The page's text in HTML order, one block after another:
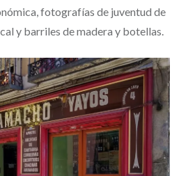
fotografías de juventud de
y barriles de madera y botellas.